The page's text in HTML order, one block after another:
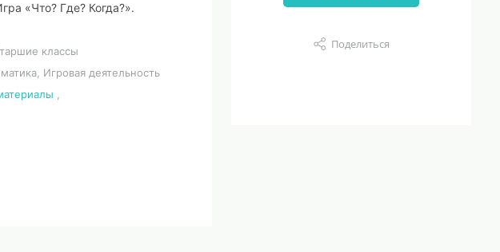
«Что? Где? Когда?».
классы
Игровая деятельность
Поделиться